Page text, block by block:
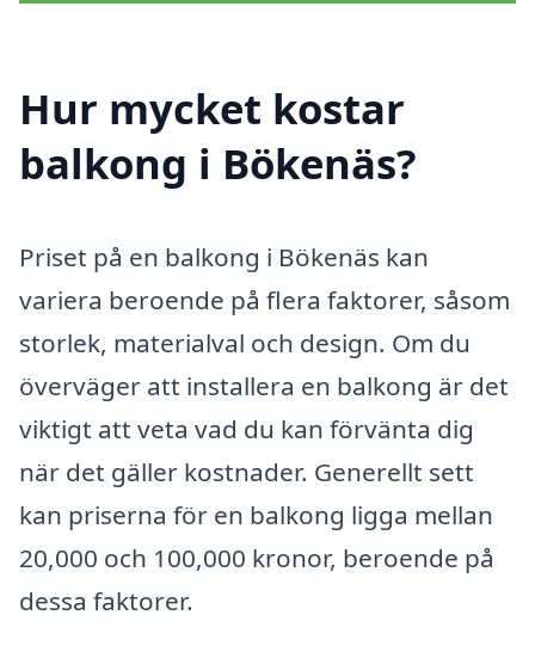
Hur mycket kostar
balkong i Bökenäs?
Priset på en balkong i Bökenäs kan
variera beroende på flera faktorer, såsom
storlek, materialval och design. Om du
överväger att installera en balkong är det
viktigt att veta vad du kan förvänta dig
när det gäller kostnader. Generellt sett
kan priserna för en balkong ligga mellan
20,000 och 100,000 kronor, beroende på
dessa faktorer.